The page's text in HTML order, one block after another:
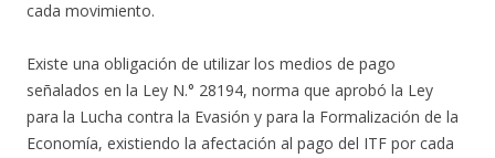
cada movimiento.
Existe una obligación de utilizar los medios de pago
señalados en la Ley N.° 28194, norma que aprobó la Ley
para la Lucha contra la Evasión y para la Formalización de la
Economía, existiendo la afectación al pago del ITF por cada